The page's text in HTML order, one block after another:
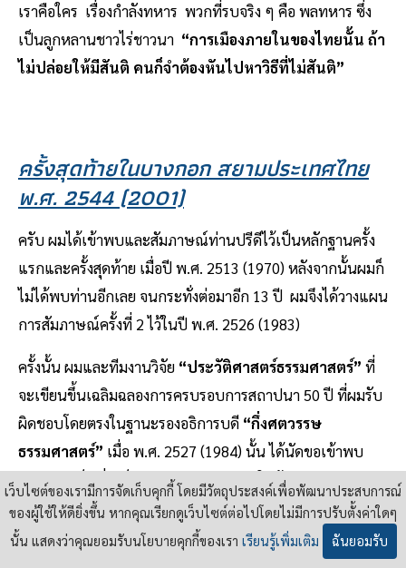
เราคือใคร เรื่องกำลังทหาร พวกที่รบจริง ๆ คือ พลทหาร ซึ่ง
เป็นลูกหลานชาวไร่ชาวนา “การเมืองภายในของไทยนั้น ถ้า
ไม่ปล่อยให้มีสันติ คนก็จำต้องหันไปหาวิธีที่ไม่สันติ”
ครั้งสุดท้ายในบางกอก สยามประเทศไทย
พ.ศ. 2544 (2001)
ครับ ผมได้เข้าพบและสัมภาษณ์ท่านปรีดีไว้เป็นหลักฐานครั้ง
แรกและครั้งสุดท้าย เมื่อปี พ.ศ. 2513 (1970) หลังจากนั้นผมก็
ไม่ได้พบท่านอีกเลย จนกระทั่งต่อมาอีก 13 ปี ผมจึงได้วางแผน
การสัมภาษณ์ครั้งที่ 2 ไว้ในปี พ.ศ. 2526 (1983)
ครั้งนั้น ผมและทีมงานวิจัย “ประวัติศาสตร์ธรรมศาสตร์” ที่
จะเขียนขึ้นเฉลิมฉลองการครบรอบการสถาปนา 50 ปี ที่ผมรับ
ผิดชอบโดยตรงในฐานะรองอธิการบดี “กึ่งศตวรรษ
ธรรมศาสตร์” เมื่อ พ.ศ. 2527 (1984) นั้น ได้นัดขอเข้าพบ
ท่านปรีดีเป็นมั่นเป็นเหมาะ ณ กรุงปารีสในต้นเดือน
พฤษภาคม พ.ศ. 2526 (1983) แต่แล้วเมื่อวันที่ 2 พฤษภาคม
ปีนั้นท่านปรีดีก็ถึงแก่กรรม เมื่อสิริอายุได้ 83 ปี
เว็บไซต์ของเรามีการจัดเก็บคุกกี้ โดยมีวัตถุประสงค์เพื่อพัฒนาประสบการณ์
ของผู้ใช้ให้ดียิ่งขึ้น หากคุณเรียกดูเว็บไซต์ต่อไปโดยไม่มีการปรับตั้งค่าใดๆ
นั้น แสดงว่าคุณยอมรับนโยบายคุกกี้ของเรา เรียนรู้เพิ่มเติม ฉันยอมรับ